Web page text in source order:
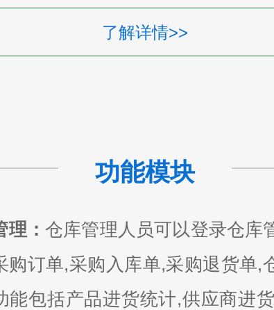
了解详情>>
功能模块
理： 仓库管理人员可以登录仓库
购订单,采购入库单,采购退货单,
能包括产品进货统计,供应商进